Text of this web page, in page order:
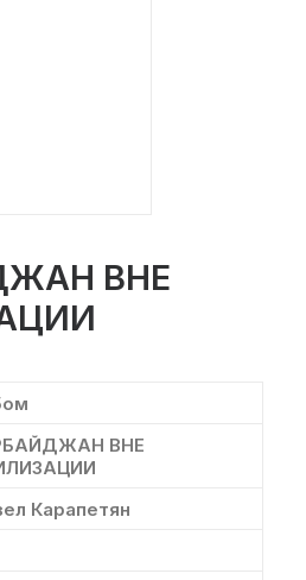
ВНЕ
ВНЕ
Карапетян